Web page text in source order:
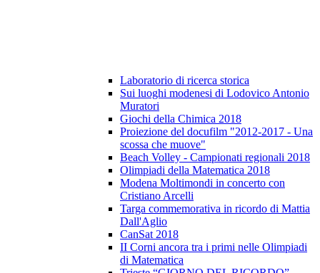
Laboratorio di ricerca storica
Sui luoghi modenesi di Lodovico Antonio
Muratori
Giochi della Chimica 2018
Proiezione del docufilm "2012-2017 - Una
scossa che muove"
Beach Volley - Campionati regionali 2018
Olimpiadi della Matematica 2018
Modena Moltimondi in concerto con
Cristiano Arcelli
Targa commemorativa in ricordo di Mattia
Dall'Aglio
CanSat 2018
II Corni ancora tra i primi nelle Olimpiadi
di Matematica